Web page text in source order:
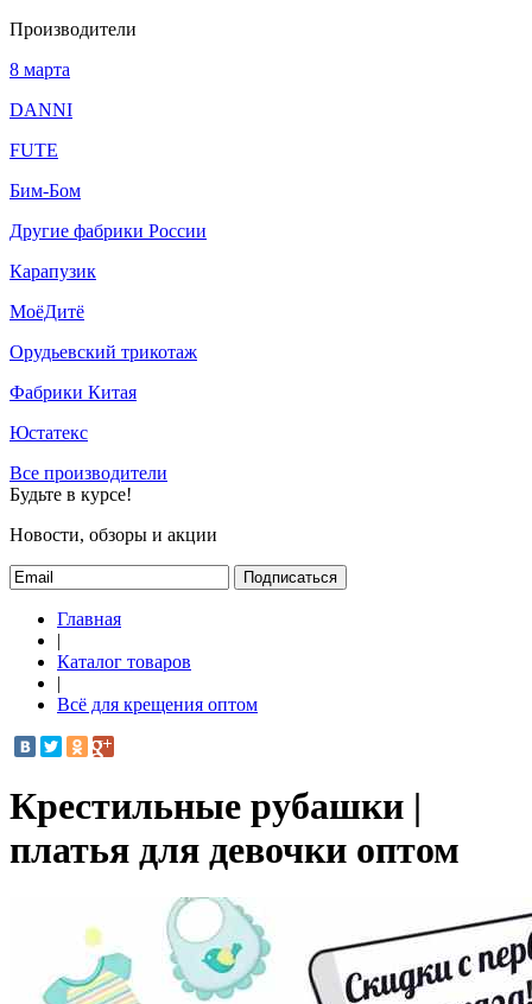
Производители
8 марта
DANNI
FUTE
Бим-Бом
Другие фабрики России
Карапузик
МоёДитё
Орудьевский трикотаж
Фабрики Китая
Юстатекс
Все производители
Будьте в курсе!
Новости, обзоры и акции
Подписаться
Главная
|
Каталог товаров
|
Всё для крещения оптом
Крестильные рубашки |
платья для девочки оптом